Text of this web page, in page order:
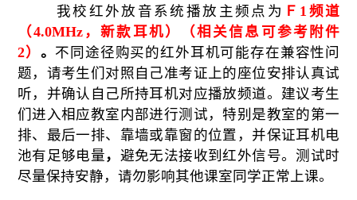
我校红外放音系统播放主频点为 Ｆ 1频道
（4.0MHz，新款耳机）（相关信息可参考附件
2） 。 不同途径购买的红外耳机可能存在兼容性问
题，请考生们对照自己准考证上的座位安排认真试
听，并确认自己所持耳机对应播放频道。建议考生
们进入相应教室内部进行测试，特别是教室的第一
排、最后一排、靠墙或靠窗的位置，并保证耳机电
池有足够电量 ， 避免无法接收到红外信号。测试时
尽量保持安静，请勿影响其他课室同学正常上课。